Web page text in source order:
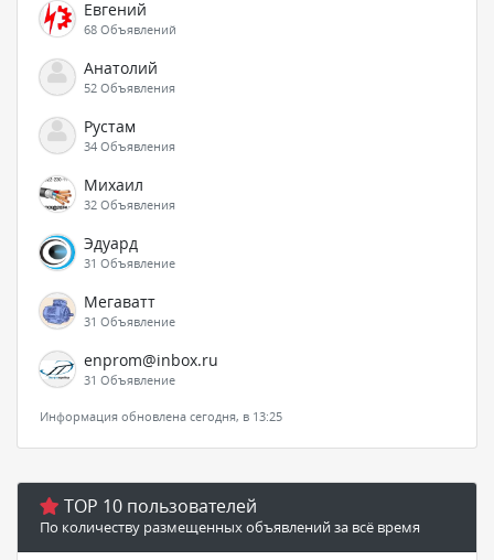
Евгений
68 Объявлений
Анатолий
52 Объявления
Рустам
34 Объявления
Михаил
32 Объявления
Эдуард
31 Объявление
Мегаватт
31 Объявление
enprom@inbox.ru
31 Объявление
Информация обновлена сегодня, в 13:25
TOP 10 пользователей
По количеству размещенных объявлений за всё время